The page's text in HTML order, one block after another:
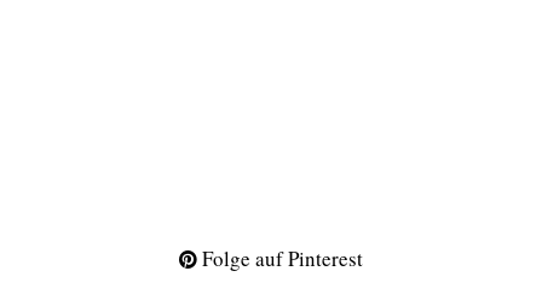
Folge auf Pinterest